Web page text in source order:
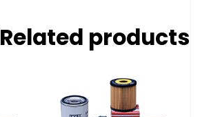
Related products